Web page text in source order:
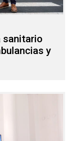
sanitario
y